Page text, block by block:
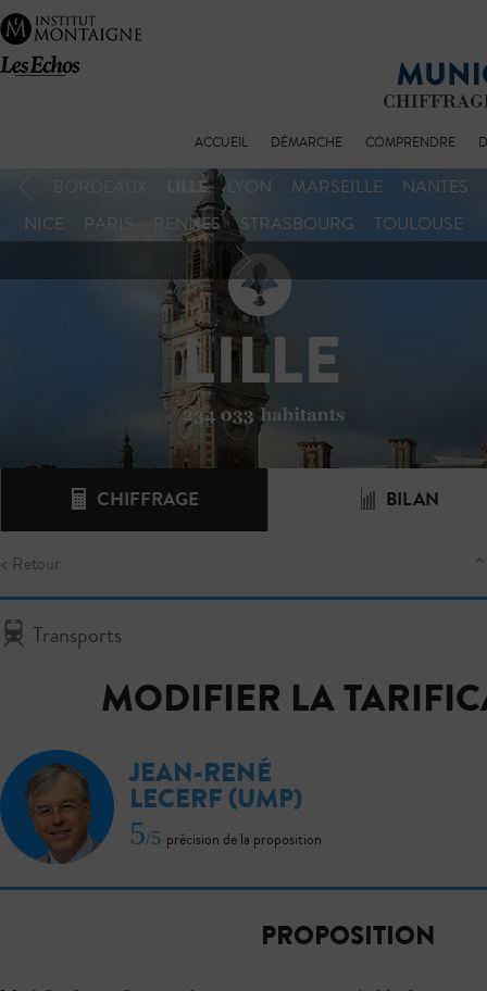
ACCUEIL DÉMARCHE COMPRENDRE
LILLE LYON MARSEILLE
NANTES
NICE
PARIS RENNES STRASBOURG TOULOUSE
CHIFFRAGE BILAN
< Retour
Transports
MODIFIER LA
JEAN-RENÉ
LECERF (UMP)
5/5 précision de la proposition
PROPOSITION